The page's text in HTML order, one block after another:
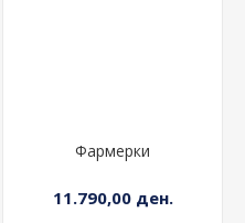
Фармерки
11.790,00 ден.